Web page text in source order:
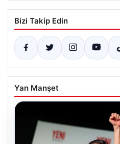
Bizi Takip Edin
Yan Manşet